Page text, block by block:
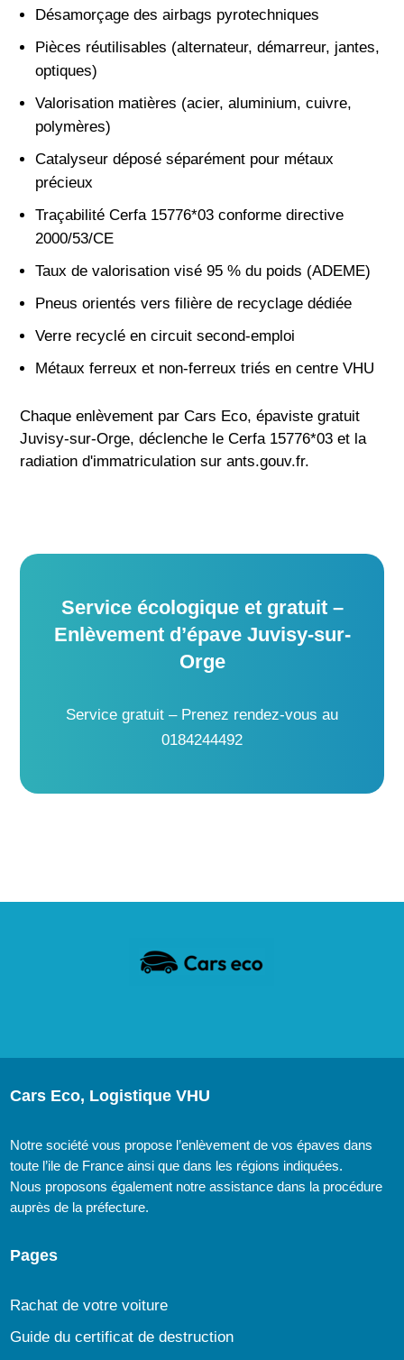
Désamorçage des airbags pyrotechniques
Pièces réutilisables (alternateur, démarreur, jantes,
optiques)
Valorisation matières (acier, aluminium, cuivre,
polymères)
Catalyseur déposé séparément pour métaux
précieux
Traçabilité Cerfa 15776*03 conforme directive
2000/53/CE
Taux de valorisation visé 95 % du poids (ADEME)
Pneus orientés vers filière de recyclage dédiée
Verre recyclé en circuit second-emploi
Métaux ferreux et non-ferreux triés en centre VHU
Chaque enlèvement par Cars Eco, épaviste gratuit
Juvisy-sur-Orge, déclenche le Cerfa 15776*03 et la
radiation d'immatriculation sur ants.gouv.fr.
Service écologique et gratuit –
Enlèvement d’épave Juvisy-sur-
Orge
Service gratuit – Prenez rendez-vous au
0184244492
Cars Eco, Logistique VHU
Notre société vous propose l’enlèvement de vos épaves dans
toute l’ile de France ainsi que dans les régions indiquées.
Nous proposons également notre assistance dans la procédure
auprès de la préfecture.
Pages
Rachat de votre voiture
Guide du certificat de destruction